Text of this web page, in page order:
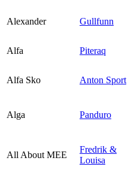
Alexander Gullfunn
Alfa
Piteraq
Alfa Sko Anton Sport
Alga Panduro
All About MEE
Fredrik &
Louisa